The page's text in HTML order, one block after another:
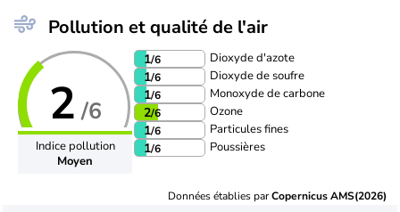
Pollution et qualité de l'air
2 /6
Indice pollution
Moyen
1/6 Dioxyde d'azote
1/6 Dioxyde de soufre
1/6 Monoxyde de carbone
2/6 Ozone
1/6 Particules fines
1/6 Poussières
Données établies parCopernicus AMS(2026)